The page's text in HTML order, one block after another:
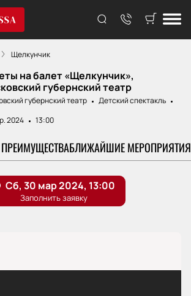
Щелкунчик
на балет «Щелкунчик»,
губернский театр
губернский театр
Детский спектакль
2024
13:00
БЛИЖАЙШИЕ МЕРОПРИЯТИЯ